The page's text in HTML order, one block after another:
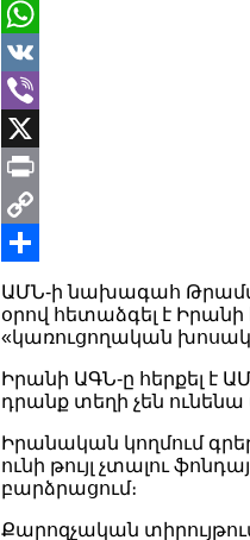
Telegram
WhatsApp
VK
Viber
X
Print
Copy
Link
Share
ԱՄՆ-ի նախագահ Թրամփը
օրով հետաձգել է
«կառուցողական
Իրանի ԱԳՆ-ը հերքել է
դրանք տեղի չեն
Իրանական կողմում
ունի թույլ չտալու
բարձրացում։
Քարոզչական